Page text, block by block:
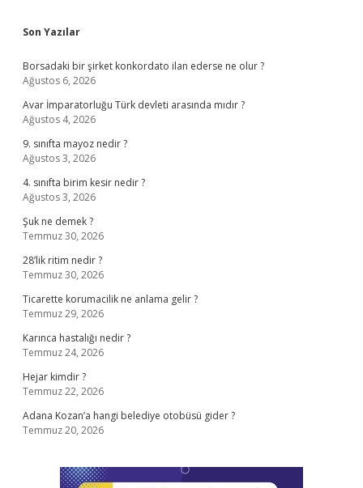
Sidebar
Son Yazılar
Borsadaki bir şirket konkordato ilan ederse ne olur ?
Ağustos 6, 2026
Avar İmparatorluğu Türk devleti arasında mıdır ?
Ağustos 4, 2026
9. sınıfta mayoz nedir ?
Ağustos 3, 2026
4. sınıfta birim kesir nedir ?
Ağustos 3, 2026
Şuk ne demek ?
Temmuz 30, 2026
28’lik ritim nedir ?
Temmuz 30, 2026
Ticarette korumacilik ne anlama gelir ?
Temmuz 29, 2026
Karınca hastalığı nedir ?
Temmuz 24, 2026
Hejar kimdir ?
Temmuz 22, 2026
Adana Kozan’a hangi belediye otobüsü gider ?
Temmuz 20, 2026